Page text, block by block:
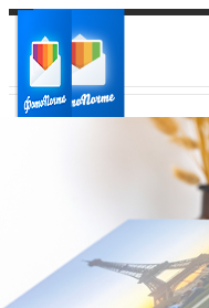
Ваш регион доставки
Выберите из списка: